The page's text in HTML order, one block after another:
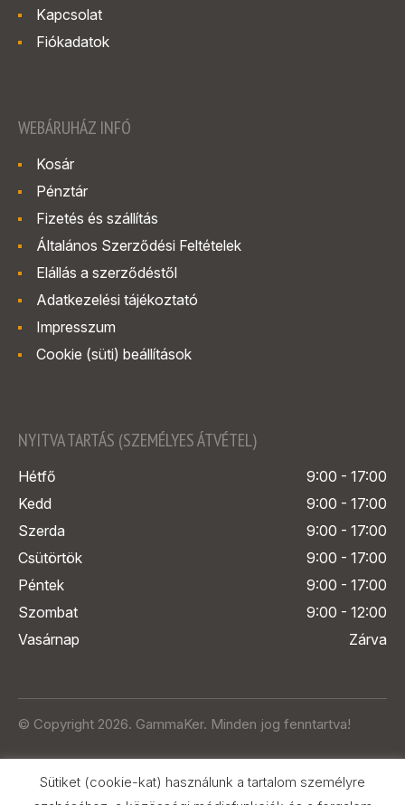
Kapcsolat
Fiókadatok
WEBÁRUHÁZ INFÓ
Kosár
Pénztár
Fizetés és szállítás
Általános Szerződési Feltételek
Elállás a szerződéstől
Adatkezelési tájékoztató
Impresszum
Cookie (süti) beállítások
NYITVA TARTÁS (SZEMÉLYES ÁTVÉTEL)
Hétfő
9:00 - 17:00
Kedd
9:00 - 17:00
Szerda
9:00 - 17:00
Csütörtök
9:00 - 17:00
Péntek
9:00 - 17:00
Szombat
9:00 - 12:00
Vasárnap
Zárva
© Copyright 2026. GammaKer. Minden jog fenntartva!
Sütiket (cookie-kat) használunk a tartalom személyre